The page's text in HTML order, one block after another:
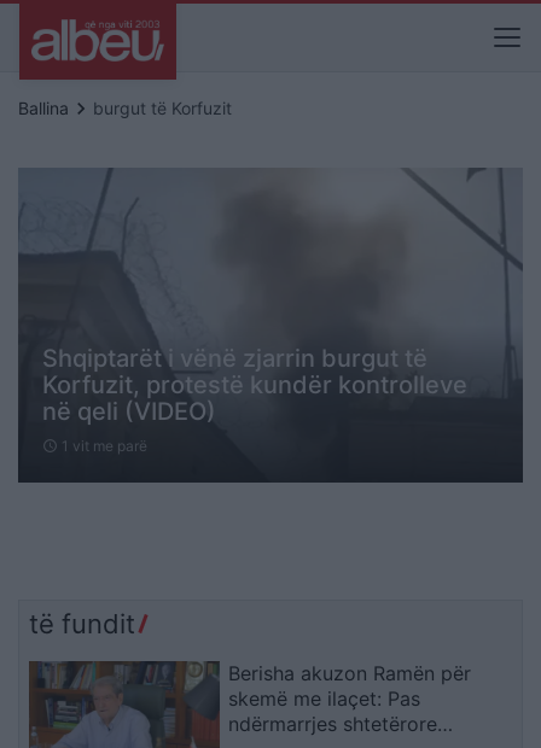
Ballina keyboard_arrow_right burgut të Korfuzit
Shqiptarët i vënë zjarrin burgut të
Korfuzit, protestë kundër kontrolleve
në qeli (VIDEO)
schedule 1 vit me parë
të fundit
Berisha akuzon Ramën për
skemë me ilaçet: Pas
ndërmarrjes shtetërore